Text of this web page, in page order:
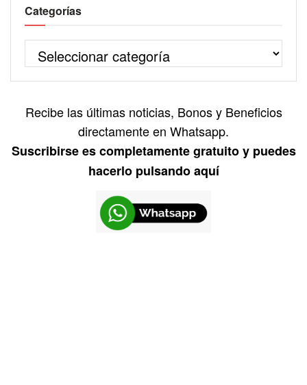
Categorías
Recibe las últimas noticias, Bonos y Beneficios
directamente en Whatsapp.
Suscribirse es completamente gratuito y puedes
hacerlo pulsando aquí